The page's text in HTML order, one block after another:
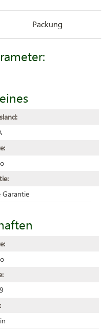
Packung
Garantie